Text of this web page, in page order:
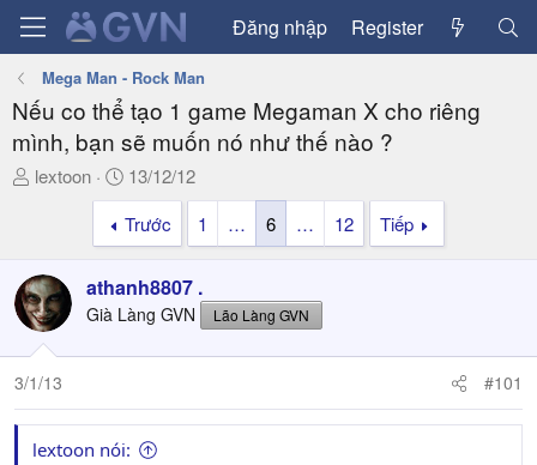
Đăng nhập Register
Mega Man - Rock Man
Nếu co thể tạo 1 game Megaman X cho riêng
mình, bạn sẽ muốn nó như thế nào ?
T
a
d
s
t
a
t
e
lextoon
N
g
à
y
ử
i
13/12/12
Trước
1 … 6 … 12 Tiếp
athanh8807 .
Già Làng GVN Lão Làng GVN
3/1/13 #101
lextoon nói: